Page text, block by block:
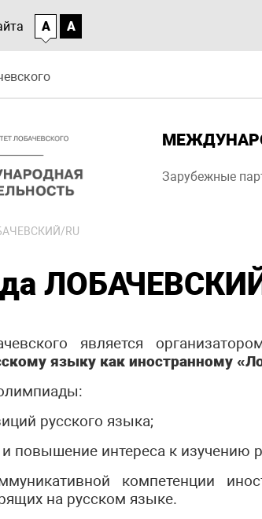
A A
Зарубежные
RU
является
языку как иностранному
русского языка;
повышение интереса к изучению
компетенции
на русском языке.